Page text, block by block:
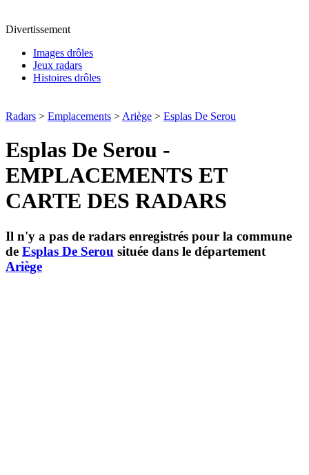
Divertissement
Images drôles
Jeux radars
Histoires drôles
Radars > Emplacements > Ariège > Esplas De Serou
Esplas De Serou -
EMPLACEMENTS ET
CARTE DES RADARS
Il n'y a pas de radars enregistrés pour la commune
de Esplas De Serou située dans le département
Ariège